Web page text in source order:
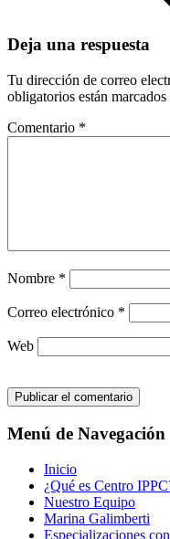
Deja una respuesta
Tu dirección de correo
obligatorios están marcados
Comentario *
Nombre *
Correo electrónico *
Web
Menú de Navegación
Inicio
¿Qué es Centro
Nuestro Equipo
Marina Galimberti
Especializaciones